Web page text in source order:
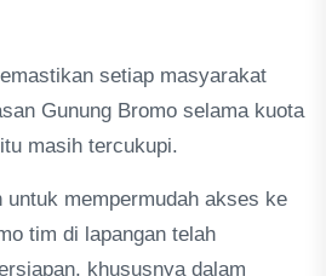
setiap masyarakat
Gunung Bromo selama kuota
masih tercukupi.
untuk mempermudah akses ke
tim di lapangan telah
khususnya dalam